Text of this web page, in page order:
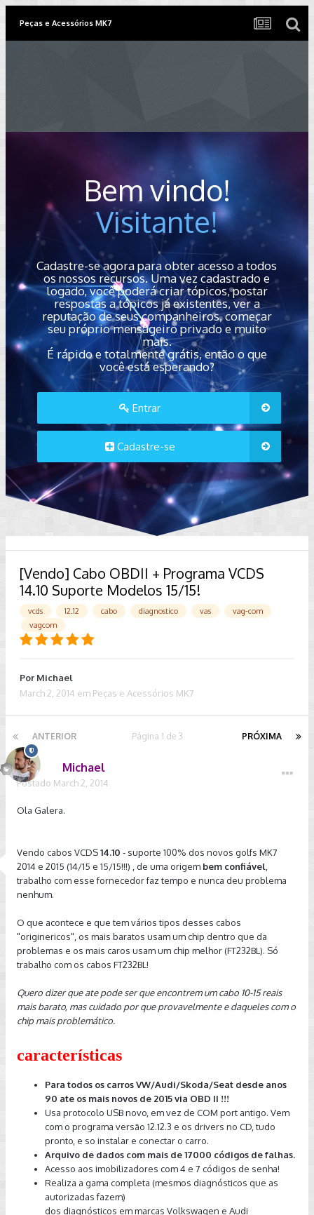
Peças e Acessórios MK7
Bem vindo!
Visitante!
Cadastre-se agora para obter acesso a todos
os nossos recursos. Uma vez cadastrado e
logado, você poderá criar tópicos, postar
respostas a tópicos já existentes, ver a
reputação de seus companheiros, começar
seu próprio mensageiro privado e muito
mais.
É rápido e totalmente grátis, então o que
você está esperando?
Entrar
Cadastre-se
[Vendo] Cabo OBDII + Programa VCDS
14.10 Suporte Modelos 15/15!
vcds 12.12 cabo diagnostico vas
vag-com
vagcom
Por Michael
March 2, 2014 em Peças e Acessórios MK7
ANTERIOR PRÓXIMA
Página 1 de 3
Michael
Postado March 2, 2014
Ola Galera.
Vendo cabos VCDS14.10 - suporte 100% dos novos golfs MK7
2014 e 2015 (14/15 e 15/15!!!) , de uma origem bem confiável
trabalho com esse fornecedor faz tempo e nunca deu problema
nenhum.
O que acontece e que tem vários tipos desses cabos
"originericos", os mais baratos usam um chip dentro que da
problemas e os mais caros usam um chip melhor (FT232BL). Só
trabalho com os cabos FT232BL!
Quero dizer que ate pode ser que encontrem um cabo 10-15 reais
mais barato, mas cuidado por que provavelmente e daqueles com o
chip mais problemático.
características
Para todos os carros VW/Audi/Skoda/Seat desde anos
90 ate os mais novos de 2015 via OBD II !!!
Usa protocolo USB novo, em vez de COM port antigo. Vem
com o programa versão 12.12.3 e os drivers no CD, tudo
pronto, e so instalar e conectar o carro.
Arquivo de dados com mais de 17000 códigos de falhas.
Acesso aos imobilizadores com 4 e 7 códigos de senha!
Realiza a gama completa (mesmos diagnósticos que as
autorizadas fazem)
dos diagnósticos em marcas Volkswagen e Audi